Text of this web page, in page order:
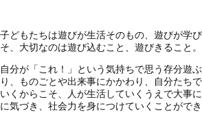
子どもたちは遊びが生活そのもの、遊びが学
そ、大切なのは遊び込むこと、遊びきること。
自分が「これ！」という気持ちで思う存分遊
り、ものごとや出来事にかかわり、自分たち
いくからこそ、人が生活していくうえで大事
に気づき、社会力を身につけていくことができ